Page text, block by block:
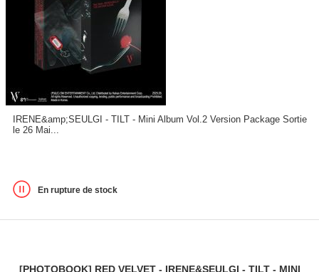
IRENE&amp;SEULGI - TILT - Mini Album Vol.2 Version Package Sortie
le 26 Mai...
En rupture de stock
[PHOTOBOOK] RED VELVET - IRENE&SEULGI - TILT - MINI